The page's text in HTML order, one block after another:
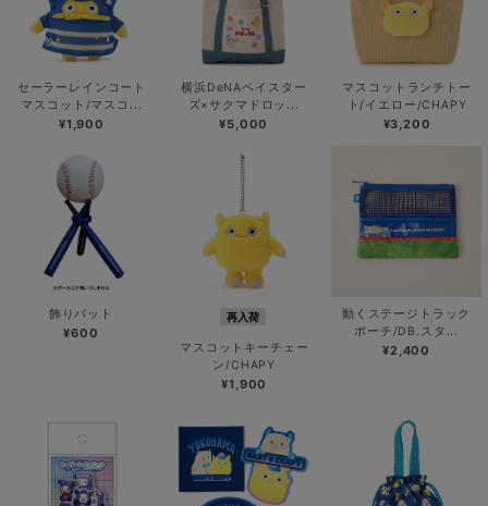
セーラーレインコート
マスコット/マスコ...
¥1,900
横浜DeNAベイスター
ズ×サクマドロッ...
¥5,000
マスコットランチトー
ト/イエロー/CHAPY
¥3,200
飾りバット
¥600
再入荷
マスコットキーチェー
ン/CHAPY
¥1,900
動くステージトラック
ポーチ/DB.スタ...
¥2,400